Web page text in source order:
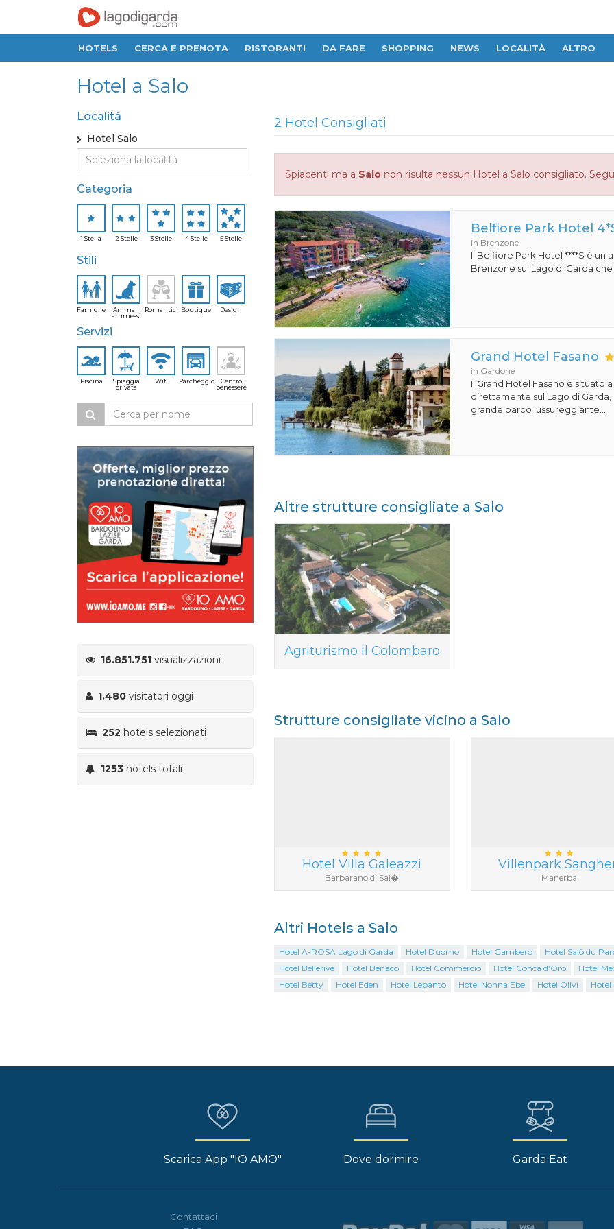
HOTELS CERCA E PRENOTA RISTORANTI DA FARE SHOPPING NEWS LOCALITÀ ALTRO
Hotel a Salo
Località
Hotel Salo
Categoria
1 Stella 2 Stelle 3 Stelle 4 Stelle 5 Stelle
Stili
Famiglie
Animali
ammessi
Romantici Boutique Design
Servizi
Piscina
Spiaggia
privata
Wifi Parcheggio
Centro
benessere
16.851.751 visualizzazioni
1.480 visitatori oggi
252 hotels selezionati
1253 hotels totali
2 Hotel Consigliati
Spiacenti ma a Salonon risulta nessun Hotel a Salo consigliato.
Belfiore Park Hotel
in Brenzone
Il Belfiore Park Hotel ****S è un
Brenzone sul Lago di Garda che
Grand Hotel Fasano
in Gardone
Il Grand Hotel Fasano è situato
direttamente sul Lago di Garda,
grande parco lussureggiante...
Altre strutture consigliate a Salo
Agriturismo il Colombaro
Strutture consigliate vicino a Salo
Hotel Villa Galeazzi
Barbarano di Sal�
Villenpark
Manerba
Altri Hotels a Salo
Hotel A-ROSA Lago di Garda Hotel Duomo Hotel Gambero
Hotel Salò du
Hotel Bellerive
Hotel Benaco Hotel Commercio Hotel Conca d'Oro
Hotel
Hotel Betty
Hotel Eden Hotel Lepanto Hotel Nonna Ebe Hotel Olivi Hotel
Scarica App "IO AMO" Dove dormire Garda Eat
Contattaci